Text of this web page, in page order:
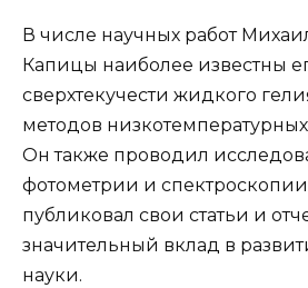
В числе научных работ
Капицы наиболее известны
сверхтекучести жидкого
методов
Он также проводил
фотометрии и
публиковал свои статьи и
значительный вклад в
науки.